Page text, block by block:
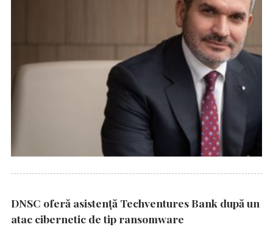
DNSC oferă asistență Techventures Bank după un
atac cibernetic de tip ransomware